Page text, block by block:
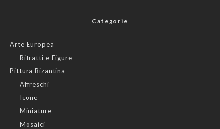
Categorie
Arte Europea
Ritratti e Figure
Pittura Bizantina
Affreschi
Icone
Miniature
Mosaici